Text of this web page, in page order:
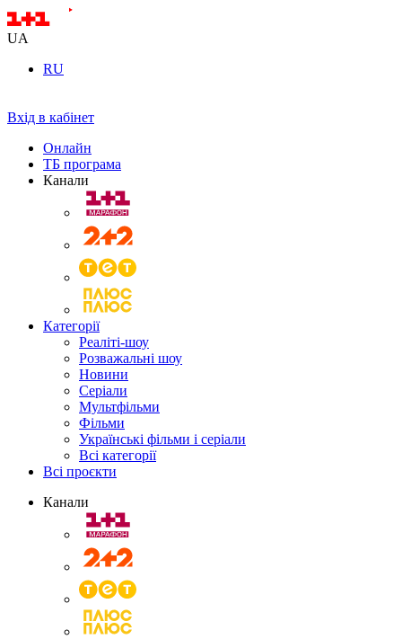
UA
RU
Вхід в кабінет
Онлайн
ТБ програма
Канали
Категорії
Реаліті-шоу
Розважальні шоу
Новини
Серіали
Мультфільми
Фільми
Українські фільми і серіали
Всі категорії
Всі проєкти
Канали